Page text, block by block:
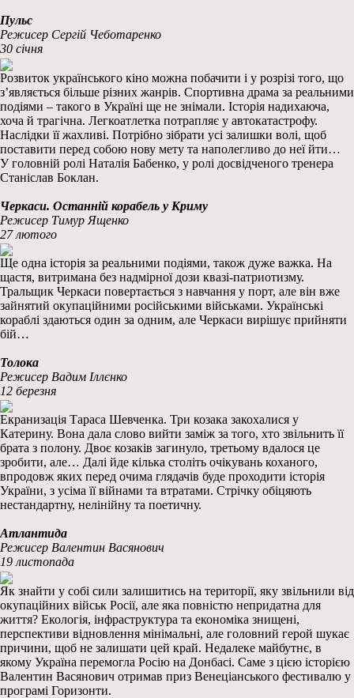
Пульс
Режисер Сергій Чеботаренко
30 січня
Розвиток українського кіно можна побачити і у розрізі того, що
з’являється більше різних жанрів. Спортивна драма за реальними
подіями – такого в Україні ще не знімали. Історія надихаюча,
хоча й трагічна. Легкоатлетка потрапляє у автокатастрофу.
Наслідки її жахливі. Потрібно зібрати усі залишки волі, щоб
поставити перед собою нову мету та наполегливо до неї йти…
У головній ролі Наталія Бабенко, у ролі досвідченого тренера
Станіслав Боклан.
Черкаси. Останній корабель у Криму
Режисер Тимур Ященко
27 лютого
Ще одна історія за реальними подіями, також дуже важка. На
щастя, витримана без надмірної дози квазі-патриотизму.
Тральщик Черкаси повертається з навчання у порт, але він вже
зайнятий окупаційними російськими військами. Українські
кораблі здаються один за одним, але Черкаси вирішує прийняти
бій…
Толока
Режисер Вадим Іллєнко
12 березня
Екранизація Тараса Шевченка. Три козака закохалися у
Катерину. Вона дала слово вийти заміж за того, хто звільнить її
брата з полону. Двоє козаків загинуло, третьому вдалося це
зробити, але… Далі йде кілька століть очікувань коханого,
впродовж яких перед очима глядачів буде проходити історія
України, з усіма її війнами та втратами. Стрічку обіцяють
нестандартну, нелінійну та поетичну.
Атлантида
Режисер Валентин Васянович
19 листопада
Як знайти у собі сили залишитись на території, яку звільнили від
окупаційних військ Росії, але яка повністю непридатна для
життя? Екологія, інфраструктура та економіка знищені,
перспективи відновлення мінімальні, але головний герой шукає
причини, щоб не залишати цей край. Недалеке майбутнє, в
якому Україна перемогла Росію на Донбасі. Саме з цією історією
Валентин Васянович отримав приз Венеціанського фестивалю у
програмі Горизонти.